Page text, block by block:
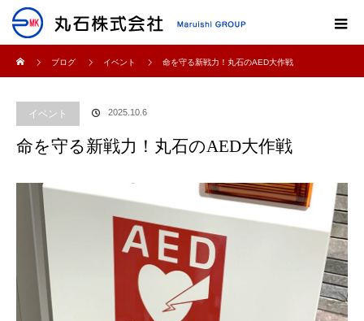
ブログ
イベント 命を守る新戦力！丸石のAED大作戦
イベント 2025.10.6
命を守る新戦力！丸石のAED大作戦